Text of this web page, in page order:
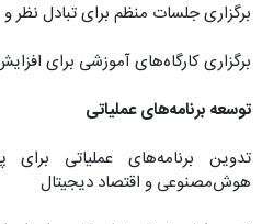
برگزاری جلسات منظم برای تبادل نظر
برگزاری کارگاه‌های آموزشی برای
توسعه برنامه‌های عملیاتی
تدوین برنامه‌های عملیاتی برای
هوش‌مصنوعی و اقتصاد دیجیتال